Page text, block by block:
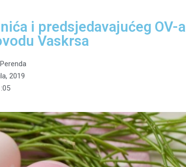
i predsjedavajućeg OV-a
Vaskrsa
2019